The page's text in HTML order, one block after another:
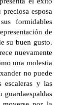
esposa
formidables
de
su buen gusto.
nuevamente
una molestia
no puede
y las
guardaespaldas